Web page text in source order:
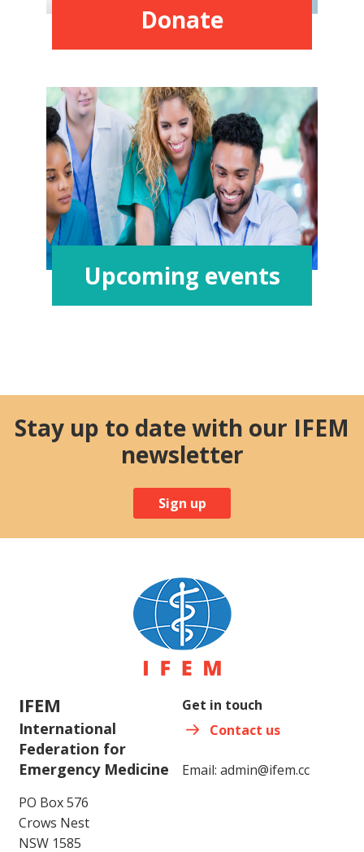
Donate
Upcoming events
Stay up to date with our IFEM
newsletter
Sign up
IFEM
International
Federation for
Emergency Medicine
PO Box 576
Crows Nest
NSW 1585
Get in touch
Contact us
Email: admin@ifem.cc